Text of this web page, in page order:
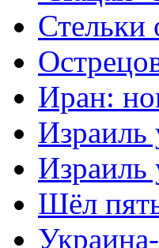
Стельки
Иран:
Шёл